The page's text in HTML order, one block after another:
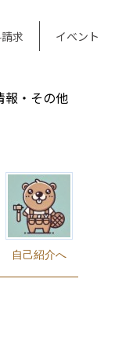
求 イベント
報・その他
自己紹介へ